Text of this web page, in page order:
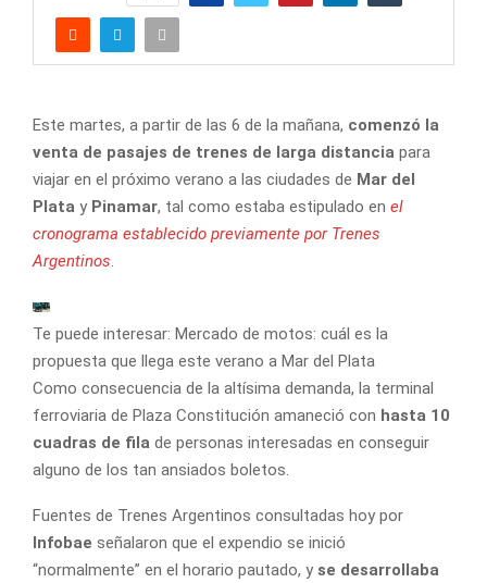
Este martes, a partir de las 6 de la mañana, comenzó la
venta de pasajes de trenes de larga distancia para
viajar en el próximo verano a las ciudades de Mar del
Plata y Pinamar, tal como estaba estipulado en el
cronograma establecido previamente por Trenes
Argentinos
Te puede interesar: Mercado de motos: cuál es la
propuesta que llega este verano a Mar del Plata
Como consecuencia de la altísima demanda, la terminal
ferroviaria de Plaza Constitución amaneció con hasta 10
cuadras de fila de personas interesadas en conseguir
alguno de los tan ansiados boletos.
Fuentes de Trenes Argentinos consultadas hoy por
Infobae señalaron que el expendio se inició
“normalmente” en el horario pautado, y se desarrollaba